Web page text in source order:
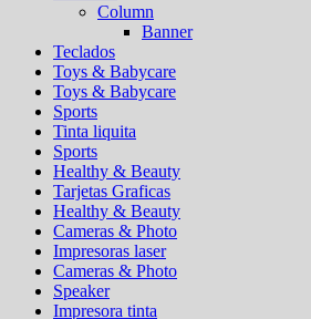
Column
Banner
Teclados
Toys & Babycare
Toys & Babycare
Sports
Tinta liquita
Sports
Healthy & Beauty
Tarjetas Graficas
Healthy & Beauty
Cameras & Photo
Impresoras laser
Cameras & Photo
Speaker
Impresora tinta